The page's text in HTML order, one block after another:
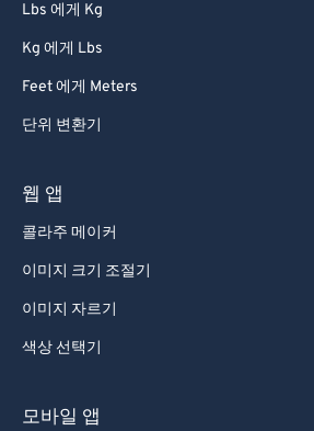
Lbs 에게 Kg
Kg 에게 Lbs
Feet 에게 Meters
단위 변환기
웹 앱
콜라주 메이커
이미지 크기 조절기
이미지 자르기
색상 선택기
모바일 앱